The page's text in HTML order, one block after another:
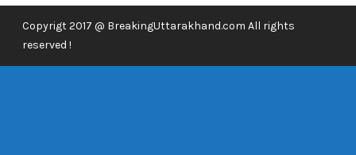
Copyrigt 2017 @ BreakingUttarakhand.com All rights
reserved !